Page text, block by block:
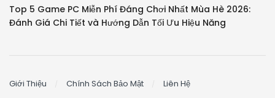
Top 5 Game PC Miễn Phí Đáng Chơi Nhất Mùa Hè 2026:
Đánh Giá Chi Tiết và Hướng Dẫn Tối Ưu Hiệu Năng
Giới Thiệu Chính Sách Bảo Mật Liên Hệ